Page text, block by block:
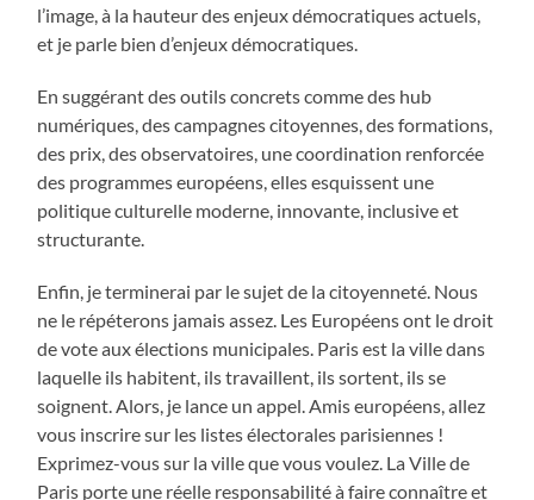
l’image, à la hauteur des enjeux démocratiques actuels,
et je parle bien d’enjeux démocratiques.
En suggérant des outils concrets comme des hub
numériques, des campagnes citoyennes, des formations,
des prix, des observatoires, une coordination renforcée
des programmes européens, elles esquissent une
politique culturelle moderne, innovante, inclusive et
structurante.
Enfin, je terminerai par le sujet de la citoyenneté. Nous
ne le répéterons jamais assez. Les Européens ont le droit
de vote aux élections municipales. Paris est la ville dans
laquelle ils habitent, ils travaillent, ils sortent, ils se
soignent. Alors, je lance un appel. Amis européens, allez
vous inscrire sur les listes électorales parisiennes !
Exprimez-vous sur la ville que vous voulez. La Ville de
Paris porte une réelle responsabilité à faire connaître et